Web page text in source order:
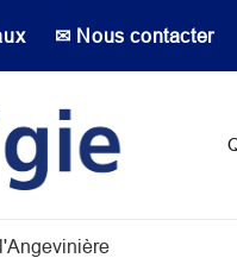
✉ Nous contacter